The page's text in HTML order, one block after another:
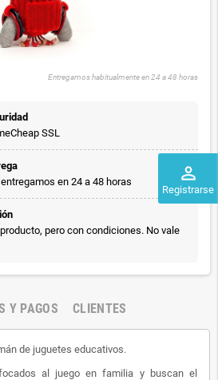
perm_identity
Registrarse
Entregamos habitualmente en 24 a 48 horas
SSL
en 24 a 48 horas
pero con condiciones. No vale
Y PAGOS CLIENTES
de juguetes educativos.
al juego en familia y buscan el